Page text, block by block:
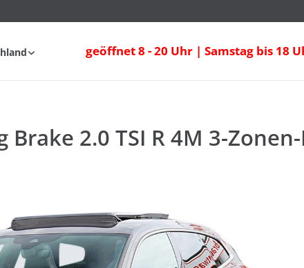
geöffnet 8 - 20 Uhr | Samstag bis 18
Brake 2.0 TSI R 4M 3-